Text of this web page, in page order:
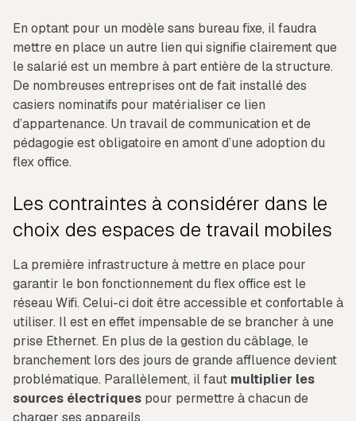
En optant pour un modèle sans bureau fixe, il faudra
mettre en place un autre lien qui signifie clairement que
le salarié est un membre à part entière de la structure.
De nombreuses entreprises ont de fait installé des
casiers nominatifs pour matérialiser ce lien
d’appartenance. Un travail de communication et de
pédagogie est obligatoire en amont d’une adoption du
flex office.
Les contraintes à considérer dans le
choix des espaces de travail mobiles
La première infrastructure à mettre en place pour
garantir le bon fonctionnement du flex office est le
réseau Wifi. Celui-ci doit être accessible et confortable à
utiliser. Il est en effet impensable de se brancher à une
prise Ethernet. En plus de la gestion du câblage, le
branchement lors des jours de grande affluence devient
problématique. Parallèlement, il faut multiplier les
sources électriques pour permettre à chacun de
charger ses appareils.